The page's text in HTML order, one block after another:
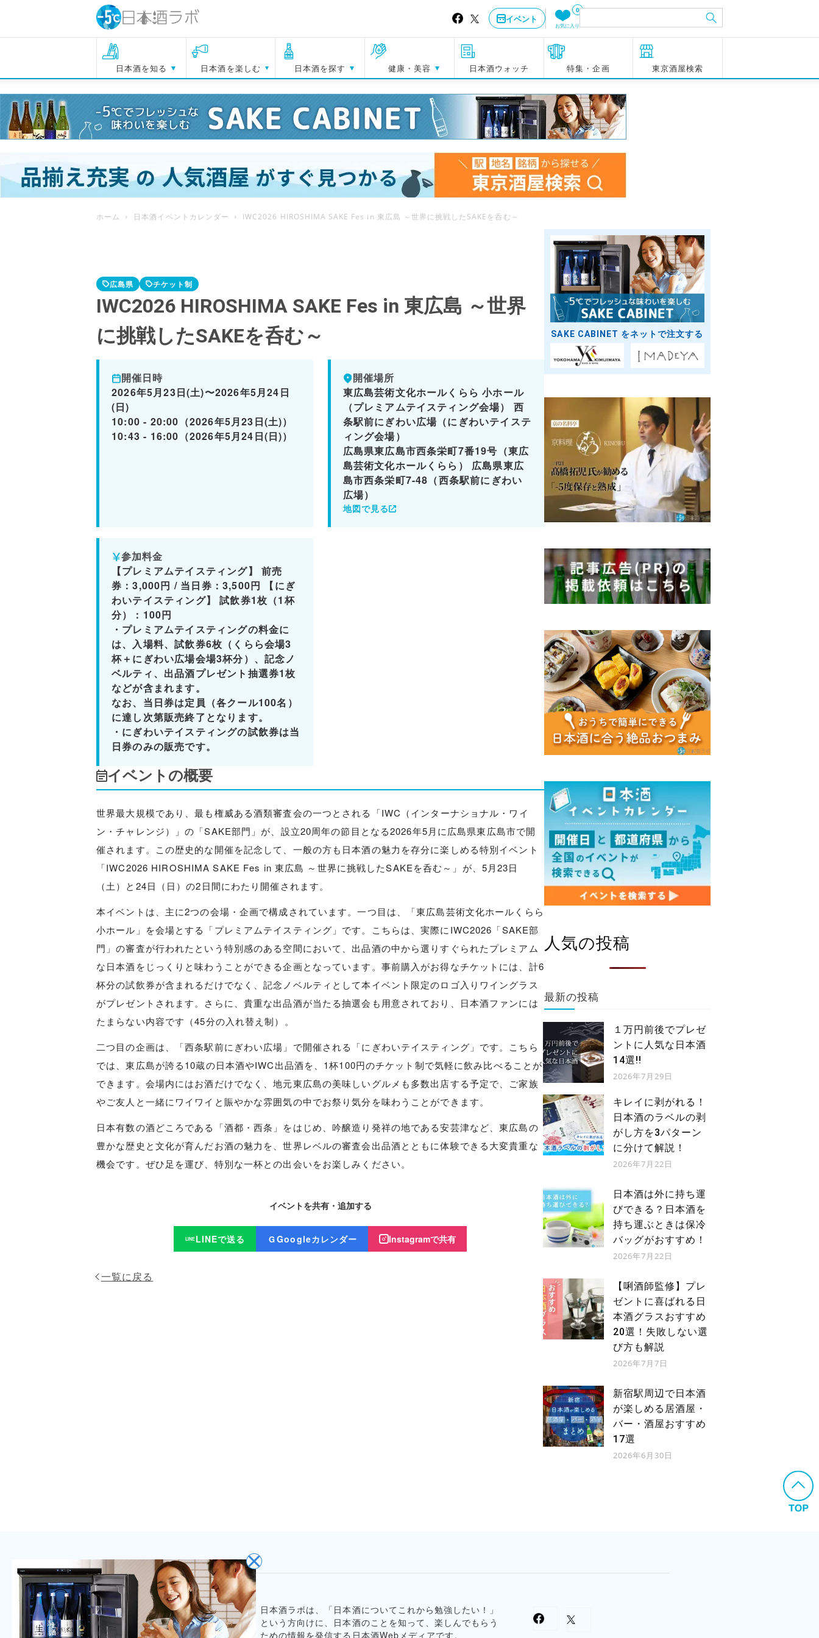
イベント
0
お気に入り
日本酒を知る 日本酒を楽しむ 日本酒を探す 健康・美容 日本酒ウォッチ 特集・企画 東京酒屋検索
ホーム 日本酒イベントカレンダー IWC2026 HIROSHIMA SAKE Fes in 東広島 ～世界に挑戦したSAKEを呑む～
広島県 チケット制
IWC2026 HIROSHIMA SAKE Fes in 東広島 ～世界
に挑戦したSAKEを呑む～
開催日時
2026年5月23日(土)〜2026年5月24日
(日)
10:00 - 20:00（2026年5月23日(土)）
10:43 - 16:00（2026年5月24日(日)）
開催場所
東広島芸術文化ホールくらら 小ホール
（プレミアムテイスティング会場） 西
条駅前にぎわい広場（にぎわいテイステ
ィング会場）
広島県東広島市西条栄町7番19号（東広
島芸術文化ホールくらら） 広島県東広
島市西条栄町7-48（西条駅前にぎわい
広場）
地図で見る
参加料金
【プレミアムテイスティング】 前売
券：3,000円 / 当日券：3,500円 【にぎ
わいテイスティング】 試飲券1枚（1杯
分）：100円
・プレミアムテイスティングの料金に
は、入場料、試飲券6枚（くらら会場3
杯＋にぎわい広場会場3杯分）、記念ノ
ベルティ、出品酒プレゼント抽選券1枚
などが含まれます。
なお、当日券は定員（各クール100名）
に達し次第販売終了となります。
・にぎわいテイスティングの試飲券は当
日券のみの販売です。
イベントの概要
世界最大規模であり、最も権威ある酒類審査会の一つとされる「IWC（インターナショナル・ワイ
ン・チャレンジ）」の「SAKE部門」が、設立20周年の節目となる2026年5月に広島県東広島市で開
催されます。この歴史的な開催を記念して、一般の方も日本酒の魅力を存分に楽しめる特別イベント
「IWC2026 HIROSHIMA SAKE Fes in 東広島 ～世界に挑戦したSAKEを呑む～」が、5月23日
（土）と24日（日）の2日間にわたり開催されます。
本イベントは、主に2つの会場・企画で構成されています。一つ目は、「東広島芸術文化ホールくらら
小ホール」を会場とする「プレミアムテイスティング」です。こちらは、実際にIWC2026「SAKE部
門」の審査が行われたという特別感のある空間において、出品酒の中から選りすぐられたプレミアム
な日本酒をじっくりと味わうことができる企画となっています。事前購入がお得なチケットには、計6
杯分の試飲券が含まれるだけでなく、記念ノベルティとして本イベント限定のロゴ入りワイングラス
がプレゼントされます。さらに、貴重な出品酒が当たる抽選会も用意されており、日本酒ファンには
たまらない内容です（45分の入れ替え制）。
二つ目の企画は、「西条駅前にぎわい広場」で開催される「にぎわいテイスティング」です。こちら
では、東広島が誇る10蔵の日本酒やIWC出品酒を、1杯100円のチケット制で気軽に飲み比べることが
できます。会場内にはお酒だけでなく、地元東広島の美味しいグルメも多数出店する予定で、ご家族
やご友人と一緒にワイワイと賑やかな雰囲気の中でお祭り気分を味わうことができます。
日本有数の酒どころである「酒都・西条」をはじめ、吟醸造り発祥の地である安芸津など、東広島の
豊かな歴史と文化が育んだお酒の魅力を、世界レベルの審査会出品酒とともに体験できる大変貴重な
機会です。ぜひ足を運び、特別な一杯との出会いをお楽しみください。
イベントを共有・追加する
LINE LINEで送る GGoogleカレンダー Instagramで共有
一覧に戻る
SAKE CABINET をネットで注文する
人気の投稿
最新の投稿
１万円前後でプレゼ
ントに人気な日本酒
14選!!
2026年7月29日
キレイに剥がれる！
日本酒のラベルの剥
がし方を3パターン
に分けて解説！
2026年7月22日
日本酒は外に持ち運
びできる？日本酒を
持ち運ぶときは保冷
バッグがおすすめ！
2026年7月22日
【唎酒師監修】プレ
ゼントに喜ばれる日
本酒グラスおすすめ
20選！失敗しない選
び方も解説
2026年7月7日
新宿駅周辺で日本酒
が楽しめる居酒屋・
バー・酒屋おすすめ
17選
2026年6月30日
日本酒ラボは、「日本酒についてこれから勉強したい！」
という方向けに、日本酒のことを知って、楽しんでもらう
ための情報を発信する日本酒Webメディアです。